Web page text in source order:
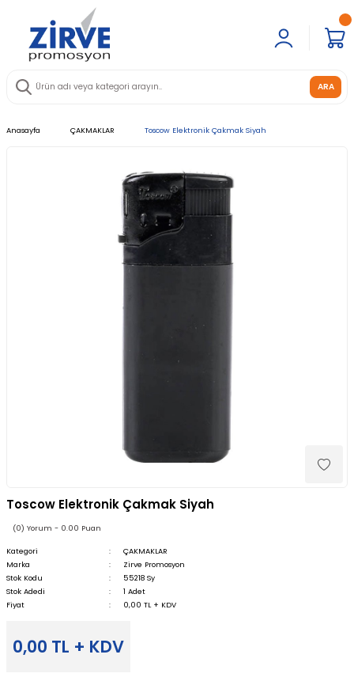
ARA
Anasayfa ÇAKMAKLAR Toscow Elektronik Çakmak Siyah
Toscow Elektronik Çakmak Siyah
(0) Yorum - 0.00 Puan
Kategori
ÇAKMAKLAR
Marka
Zirve Promosyon
Stok Kodu
55218 Sy
Stok Adedi
1 Adet
Fiyat
0,00 TL + KDV
0,00 TL + KDV